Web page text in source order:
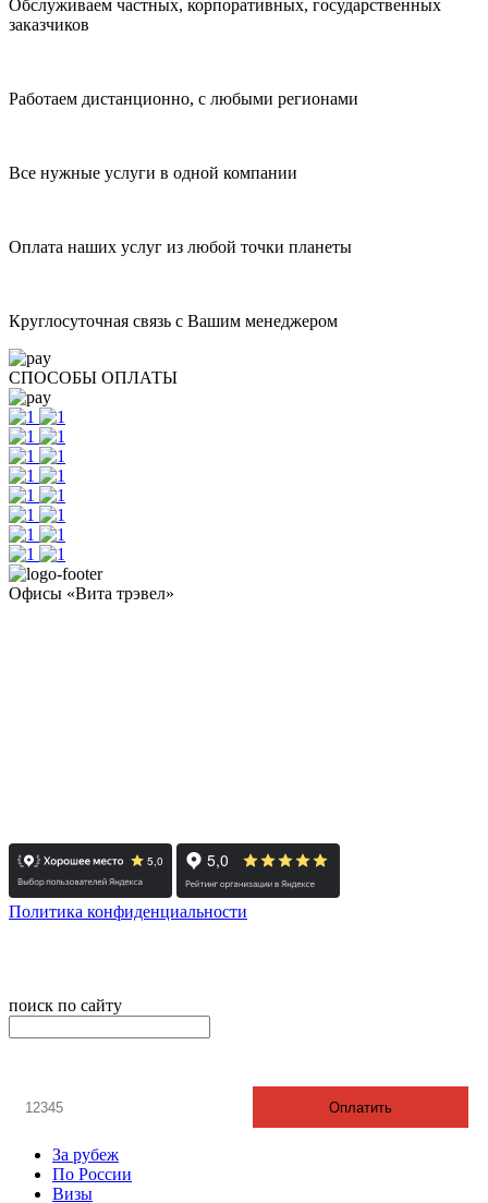
Обслуживаем частных, корпоративных, государственных
заказчиков
Работаем дистанционно, с любыми регионами
Все нужные услуги в одной компании
Оплата наших услуг из любой точки планеты
Круглосуточная связь с Вашим менеджером
СПОСОБЫ ОПЛАТЫ
Офисы «Вита трэвел»
Политика конфиденциальности
поиск по сайту
Оплатить
За рубеж
По России
Визы